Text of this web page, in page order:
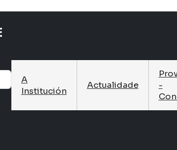
A
Institución
Actualidade
-